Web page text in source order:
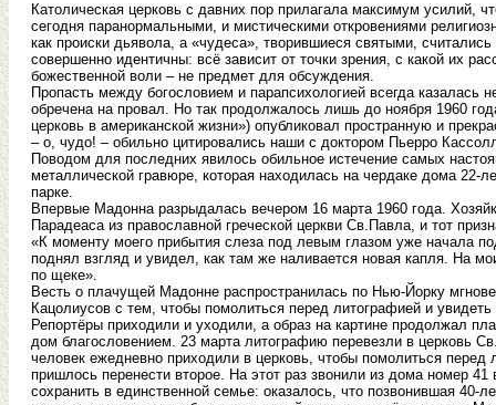
Католическая церковь с давних пор прилагала максимум
сегодня паранормальными, и мистическими откровениями
как происки дьявола, а «чудеса», творившиеся святыми,
совершенно идентичны: всё зависит от точки зрения, с какой их
божественной воли – не предмет для обсуждения.
Пропасть между богословием и парапсихологией всегда
обречена на провал. Но так продолжалось лишь до ноября 1960
церковь в американской жизни») опубликовал пространную и
– о, чудо! – обильно цитировались наши с доктором Пьерро
Поводом для последних явилось обильное истечение самых
металлической гравюре, которая находилась на чердаке дома
парке.
Впервые Мадонна разрыдалась вечером 16 марта 1960 года.
Парадеаса из православной греческой церкви Св.Павла, и тот
«К моменту моего прибытия слеза под левым глазом уже начала
поднял взгляд и увидел, как там же наливается новая капля. На
по щеке».
Весть о плачущей Мадонне распространилась по Нью-Йорку
Кацолиусов с тем, чтобы помолиться перед литографией и
Репортёры приходили и уходили, а образ на картине продолжал
дом благословением. 23 марта литографию перевезли в церковь
человек ежедневно приходили в церковь, чтобы помолиться
пришлось перенести второе. На этот раз звонили из дома номер
сохранить в единственной семье: оказалось, что позвонившая